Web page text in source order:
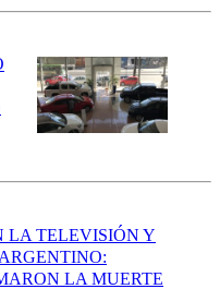
LA TELEVISIÓN Y
LA MUERTE